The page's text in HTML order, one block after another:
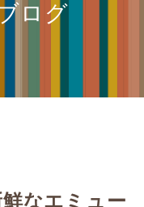
ログ
なエミュー